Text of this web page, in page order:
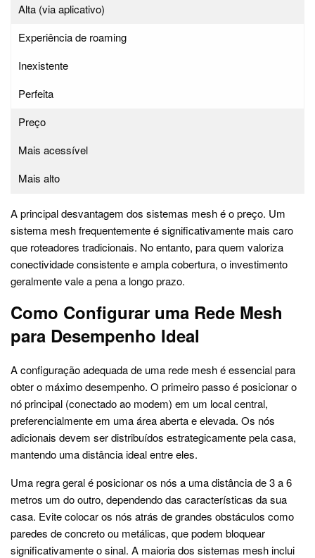
Alta (via aplicativo)
Experiência de roaming
Inexistente
Perfeita
Preço
Mais acessível
Mais alto
A principal desvantagem dos sistemas mesh é o preço. Um
sistema mesh frequentemente é significativamente mais caro
que roteadores tradicionais. No entanto, para quem valoriza
conectividade consistente e ampla cobertura, o investimento
geralmente vale a pena a longo prazo.
Como Configurar uma Rede Mesh
para Desempenho Ideal
A configuração adequada de uma rede mesh é essencial para
obter o máximo desempenho. O primeiro passo é posicionar o
nó principal (conectado ao modem) em um local central,
preferencialmente em uma área aberta e elevada. Os nós
adicionais devem ser distribuídos estrategicamente pela casa,
mantendo uma distância ideal entre eles.
Uma regra geral é posicionar os nós a uma distância de 3 a 6
metros um do outro, dependendo das características da sua
casa. Evite colocar os nós atrás de grandes obstáculos como
paredes de concreto ou metálicas, que podem bloquear
significativamente o sinal. A maioria dos sistemas mesh inclui